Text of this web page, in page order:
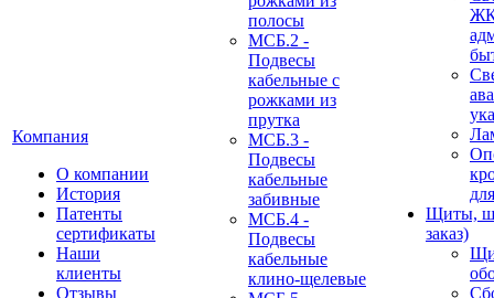
Компания
О компании
История
Патенты
сертификаты
Наши
клиенты
Отзывы
полосы
МСБ.2 -
Подвесы
кабельные с
рожками из
прутка
МСБ.3 -
Подвесы
кабельные
забивные
МСБ.4 -
Подвесы
кабельные
клино-щелевые
Щиты,
заказ)